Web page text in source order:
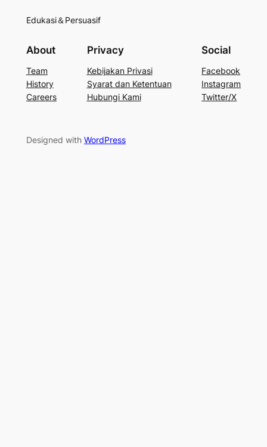
Edukasi＆Persuasif
About
Team
History
Careers
Privacy
Kebijakan Privasi
Syarat dan Ketentuan
Hubungi Kami
Social
Facebook
Instagram
Twitter/X
Designed with WordPress